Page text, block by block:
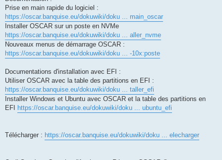
Prise en main rapide du logiciel :
https://oscar.banquise.eu/dokuwiki/doku ... main_oscar
Installer OSCAR sur un poste en NVMe
https://oscar.banquise.eu/dokuwiki/doku ... aller_nvme
Nouveaux menus de démarrage OSCAR :
https://oscar.banquise.eu/dokuwiki/doku ... -10x:poste
Documentations d'installation avec EFI :
Utiliser OSCAR avec la table des partitions en EFI :
https://oscar.banquise.eu/dokuwiki/doku ... taller_efi
Installer Windows et Ubuntu avec OSCAR et la table des partitions en
EFI
https://oscar.banquise.eu/dokuwiki/doku ... ubuntu_efi
Télécharger : https://oscar.banquise.eu/dokuwiki/doku ... elecharger